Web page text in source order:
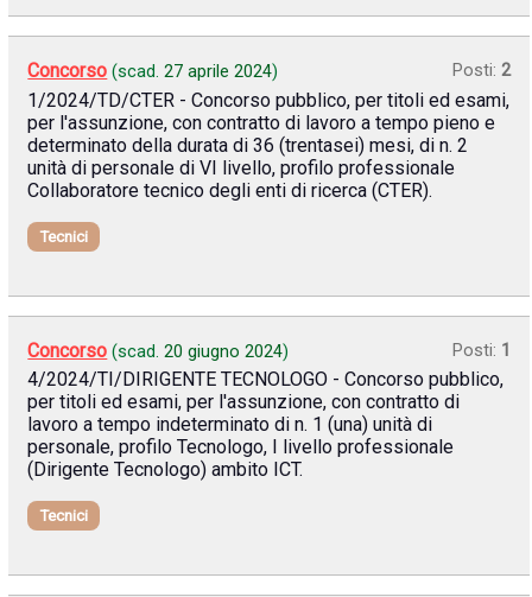
Concorso (scad.27 aprile 2024) Posti: 2
1/2024/TD/CTER - Concorso pubblico, per titoli ed esami,
per l'assunzione, con contratto di lavoro a tempo pieno e
determinato della durata di 36 (trentasei) mesi, di n. 2
unità di personale di VI livello, profilo professionale
Collaboratore tecnico degli enti di ricerca (CTER).
Tecnici
Concorso (scad.20 giugno 2024) Posti: 1
4/2024/TI/DIRIGENTE TECNOLOGO - Concorso pubblico,
per titoli ed esami, per l'assunzione, con contratto di
lavoro a tempo indeterminato di n. 1 (una) unità di
personale, profilo Tecnologo, I livello professionale
(Dirigente Tecnologo) ambito ICT.
Tecnici